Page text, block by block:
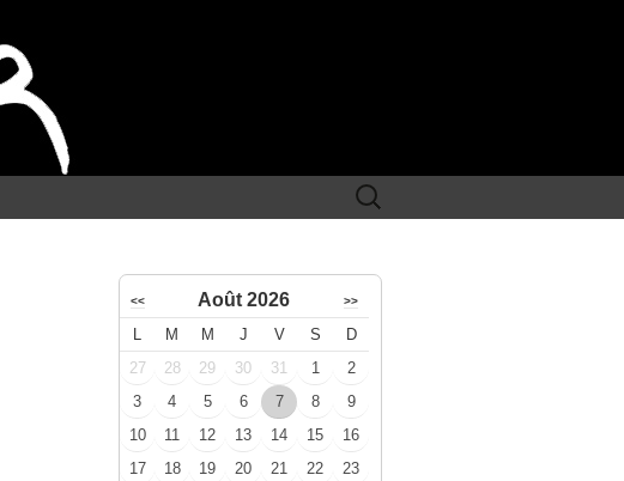
Rechercher :
<< Août 2026 >>
L M M J V S
D
27
28 29 30 31 1
2
3
4 5 6 7 8
9
10
11 12 13 14 15
16
17
18 19 20 21 22
23